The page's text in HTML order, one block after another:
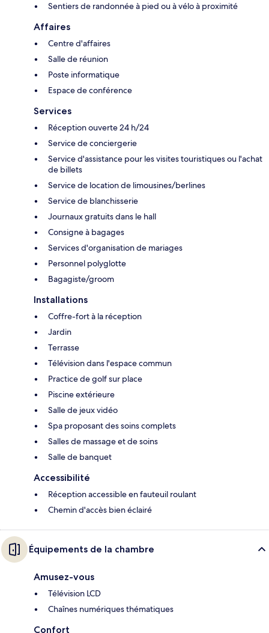
Sentiers de randonnée à pied ou à vélo à proximité
Affaires
Centre d'affaires
Salle de réunion
Poste informatique
Espace de conférence
Services
Réception ouverte 24 h/24
Service de conciergerie
Service d'assistance pour les visites touristiques ou l'achat
de billets
Service de location de limousines/berlines
Service de blanchisserie
Journaux gratuits dans le hall
Consigne à bagages
Services d'organisation de mariages
Personnel polyglotte
Bagagiste/groom
Installations
Coffre-fort à la réception
Jardin
Terrasse
Télévision dans l'espace commun
Practice de golf sur place
Piscine extérieure
Salle de jeux vidéo
Spa proposant des soins complets
Salles de massage et de soins
Salle de banquet
Accessibilité
Réception accessible en fauteuil roulant
Chemin d'accès bien éclairé
Équipements de la chambre
Amusez-vous
Télévision LCD
Chaînes numériques thématiques
Confort